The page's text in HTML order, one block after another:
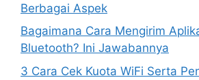
Berbagai Aspek
Bagaimana Cara Mengirim
Bluetooth? Ini Jawabannya
3 Cara Cek Kuota WiFi Serta